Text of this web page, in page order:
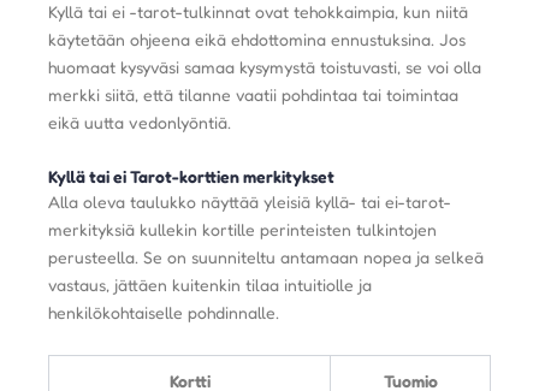
Kyllä tai ei -tarot-tulkinnat ovat tehokkaimpia, kun niitä
käytetään ohjeena eikä ehdottomina ennustuksina. Jos
huomaat kysyväsi samaa kysymystä toistuvasti, se voi olla
merkki siitä, että tilanne vaatii pohdintaa tai toimintaa
eikä uutta vedonlyöntiä.
Kyllä tai ei Tarot-korttien merkitykset
Alla oleva taulukko näyttää yleisiä kyllä- tai ei-tarot-
merkityksiä kullekin kortille perinteisten tulkintojen
perusteella. Se on suunniteltu antamaan nopea ja selkeä
vastaus, jättäen kuitenkin tilaa intuitiolle ja
henkilökohtaiselle pohdinnalle.
Kortti Tuomio